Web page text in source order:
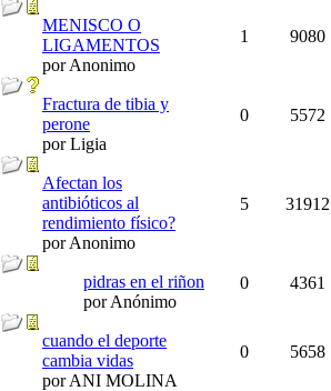
MENISCO O
LIGAMENTOS
por Anonimo
1 9080
Fractura de tibia y
perone
por Ligia
0 5572
Afectan los
antibióticos al
rendimiento físico?
por Anonimo
5 31912
pidras en el riñon
por Anónimo
0 4361
cuando el deporte
cambia vidas
por ANI MOLINA
0 5658